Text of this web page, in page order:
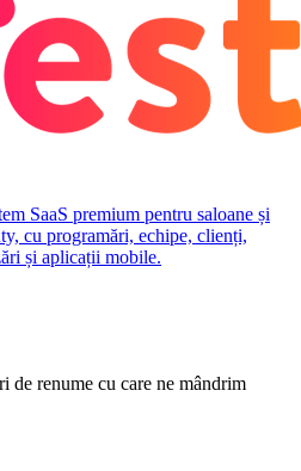
SaaS premium pentru saloane și
cu programări, echipe, clienți,
și aplicații mobile.
de renume cu care ne mândrim